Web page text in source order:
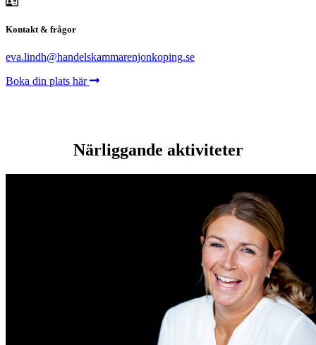
Kontakt & frågor
eva.lindh@handelskammarenjonkoping.se
Boka din plats här
Närliggande aktiviteter